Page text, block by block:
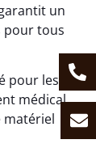
un
pour tous
pour les
médical.
matériel